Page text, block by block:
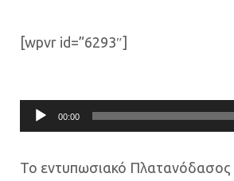
[wpvr id=”6293″]
Πρόγραμμα
Αναπαραγωγής
00:00
Το εντυπωσιακό Πλατανόδασος